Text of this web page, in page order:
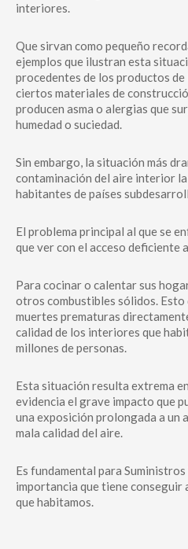
interiores.
Que sirvan como pequeño
ejemplos que ilustran esta
procedentes de los productos de
ciertos materiales de
producen asma o alergias que
humedad o suciedad.
Sin embargo, la situación más
contaminación del aire interior
habitantes de países
El problema principal al que se
que ver con el acceso deficiente
Para cocinar o calentar sus
otros combustibles sólidos. Esto
muertes prematuras
calidad de los interiores que
millones de personas.
Esta situación resulta extrema
evidencia el grave impacto que
una exposición prolongada a un
mala calidad del aire.
Es fundamental para
importancia que tiene
que habitamos.